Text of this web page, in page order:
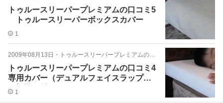
トゥルースリーパープレミアムの口コミ5
トゥルースリーパーボックスカバー
1
2009年08月13日 ・ トゥルースリーパープレミアムの口コミ
トゥルースリーパープレミアムの口コミ4
専用カバー（デュアルフェイスラップ）
が標準で付いています
1